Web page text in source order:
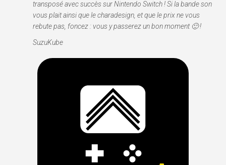
transposé avec succès sur Nintendo Switch ! Si la bande son
vous plait ainsi que le charadesign, et que le prix ne vous
rebute pas, foncez : vous y passerez un bon moment 🙂 !
SuzuKube